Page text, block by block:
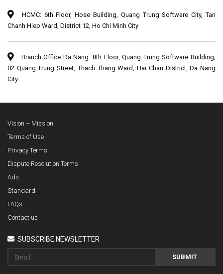
HCMC: 6th Floor, Hose Building, Quang Trung Software City, Tan
Chanh Hiep Ward, District 12, Ho Chi Minh City
Branch Office Da Nang: 8th Floor, Quang Trung Software Building,
02 Quang Trung Street, Thach Thang Ward, Hai Chau District, Da Nang
City
Vision – Mission
Terms of Use
Privacy Terms
Dispute Resolution Terms
Ads
Standard
FAQs
Contact us
SUBSCRIBE NEWSLETTER
SUBMIT